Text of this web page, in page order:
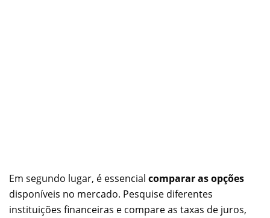
Em segundo lugar, é essencial comparar as opções
disponíveis no mercado. Pesquise diferentes
instituições financeiras e compare as taxas de juros,